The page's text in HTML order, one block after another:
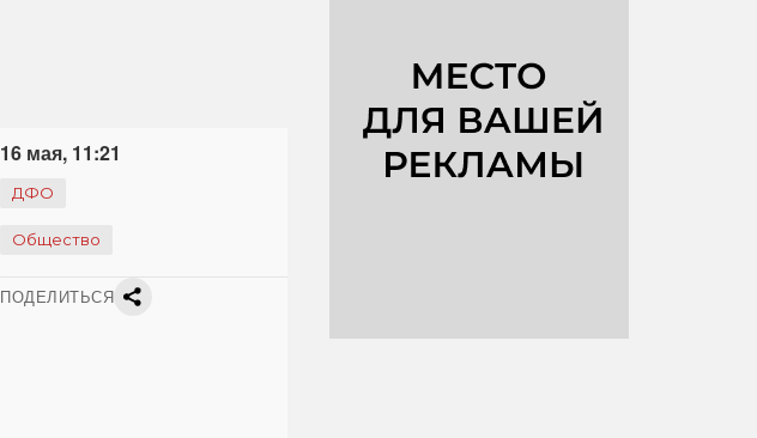
16 мая, 11:21
ДФО
Общество
ПОДЕЛИТЬСЯ